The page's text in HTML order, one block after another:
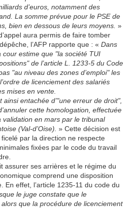
d’euros, notamment des
La somme prévue pour le PSE de
bien en dessous de leurs moyens. »
aura permis de faire tomber
l’AFP rapporte que : « Dans
estime que "la société TUI
de l’article L. 1233-5 du Code
"au niveau des zones d’emploi" les
de licenciement des salariés
mises en vente.
ainsi entachée d’"une erreur de droit",
cette homologation, effectuée
en mars par le tribunal
(Val-d’Oise). » Cette décision est
par la direction ne respecte
fixées par le code du travail
assurer ses arrières et le régime du
comprend une disposition
En effet, l’article 1235-11 du code du
le juge constate que le
que la procédure de licenciement